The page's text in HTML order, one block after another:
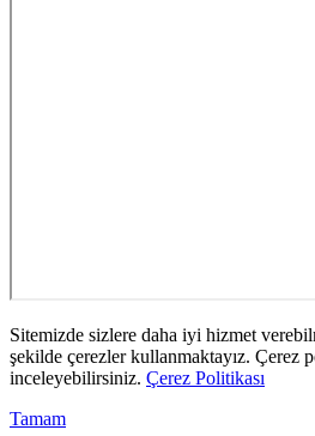
Sitemizde sizlere daha iyi hizmet
şekilde çerezler kullanmaktayız. Çerez
inceleyebilirsiniz. Çerez Politikası
Tamam